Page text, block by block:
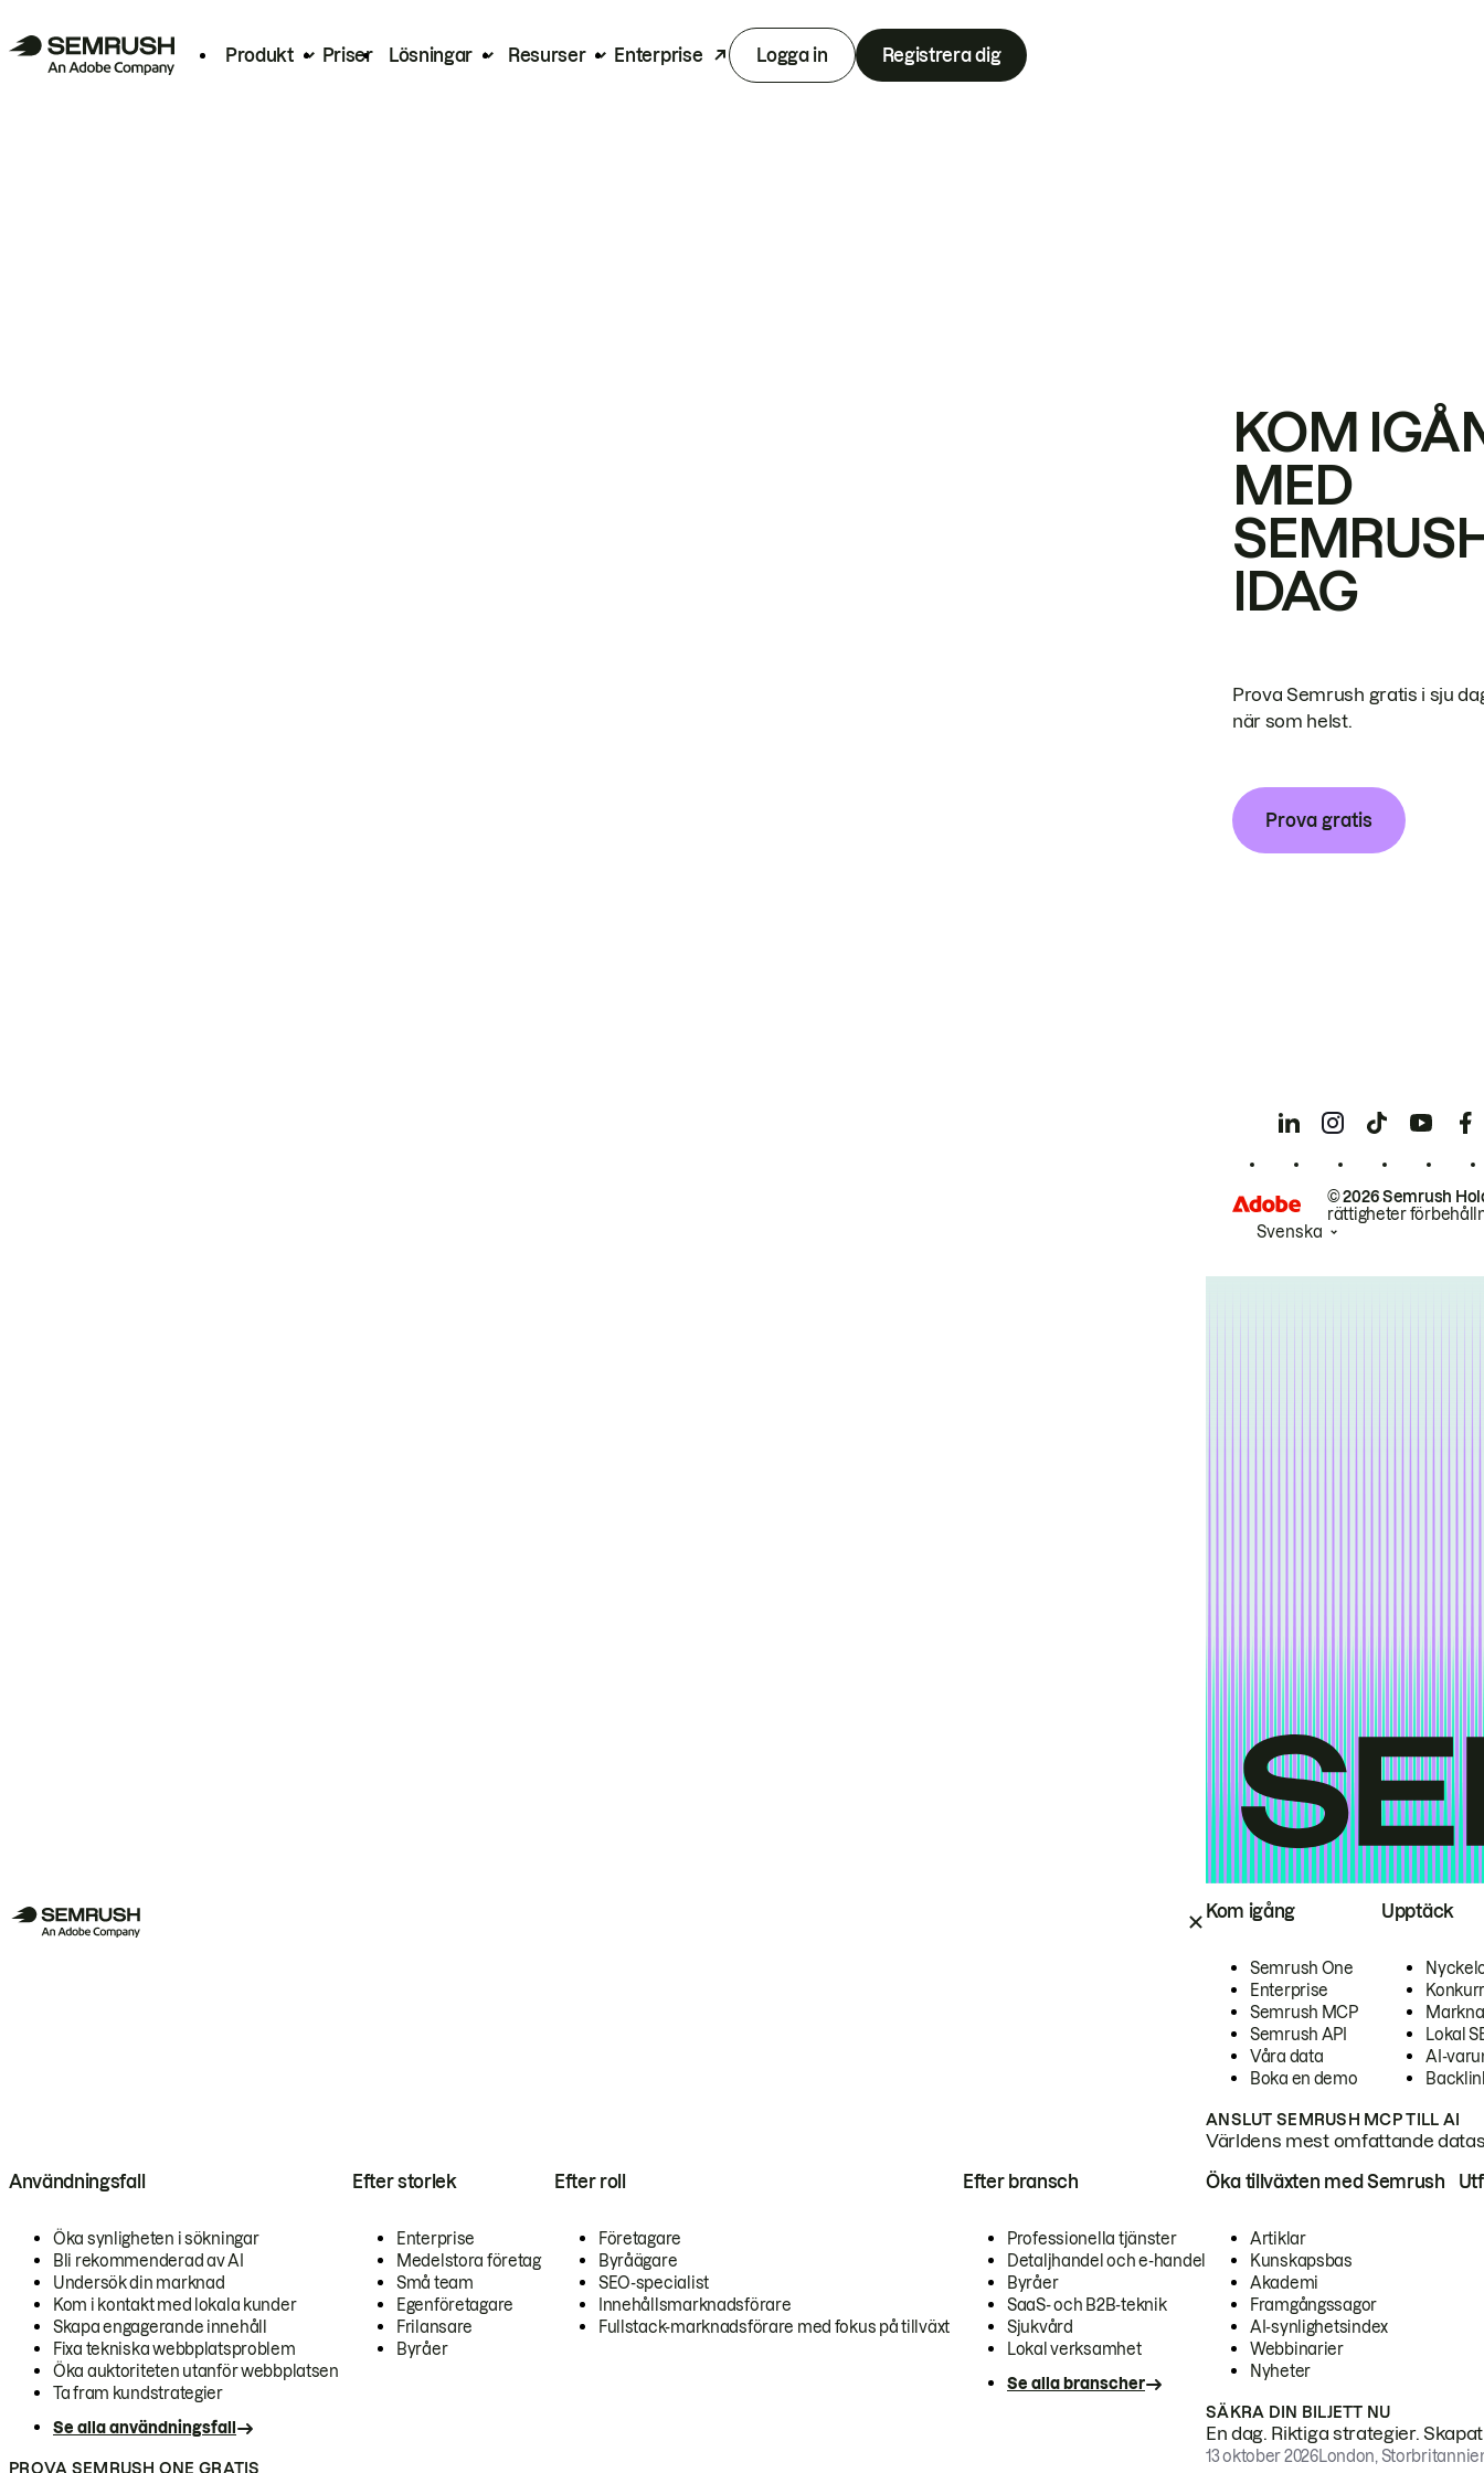
Produkt Priser Lösningar Resurser Enterprise Logga in Registrera dig
Kom igång
Semrush One
Enterprise
Semrush MCP
Semrush API
Våra data
Boka en demo
Upptäck
Lokal
AI-
ANSLUT SEMRUSH MCP TILL AI
Världens mest omfattande
Användningsfall
Öka synligheten i sökningar
Bli rekommenderad av AI
Undersök din marknad
Kom i kontakt med lokala kunder
Skapa engagerande innehåll
Fixa tekniska webbplatsproblem
Öka auktoriteten utanför webbplatsen
Ta fram kundstrategier
Se alla användningsfall
Efter storlek
Enterprise
Medelstora företag
Små team
Egenföretagare
Frilansare
Byråer
Efter roll
Företagare
Byråägare
SEO-specialist
Innehållsmarknadsförare
Fullstack-marknadsförare med fokus på tillväxt
Efter bransch
Professionella tjänster
Detaljhandel och e-handel
Byråer
SaaS- och B2B-teknik
Sjukvård
Lokal verksamhet
Se alla branscher
PROVA SEMRUSH ONE GRATIS
Öka tillväxten med Semrush
Artiklar
Kunskapsbas
Akademi
Framgångssagor
AI-synlighetsindex
Webbinarier
Nyheter
SÄKRA DIN BILJETT NU
En dag. Riktiga strategier.
13 oktober 2026London,
KOM
MED
IDAG
Prova Semrush gratis i sju
när som helst.
Prova gratis
© 2026 Semrush
rättigheter
Svenska